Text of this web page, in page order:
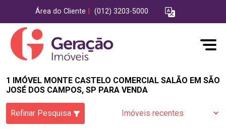
Área do Cliente (012) 3203-5000
1 IMÓVEL MONTE CASTELO COMERCIAL SALÃO EM SÃO
JOSÉ DOS CAMPOS, SP PARA VENDA
Refinar Pesquisa